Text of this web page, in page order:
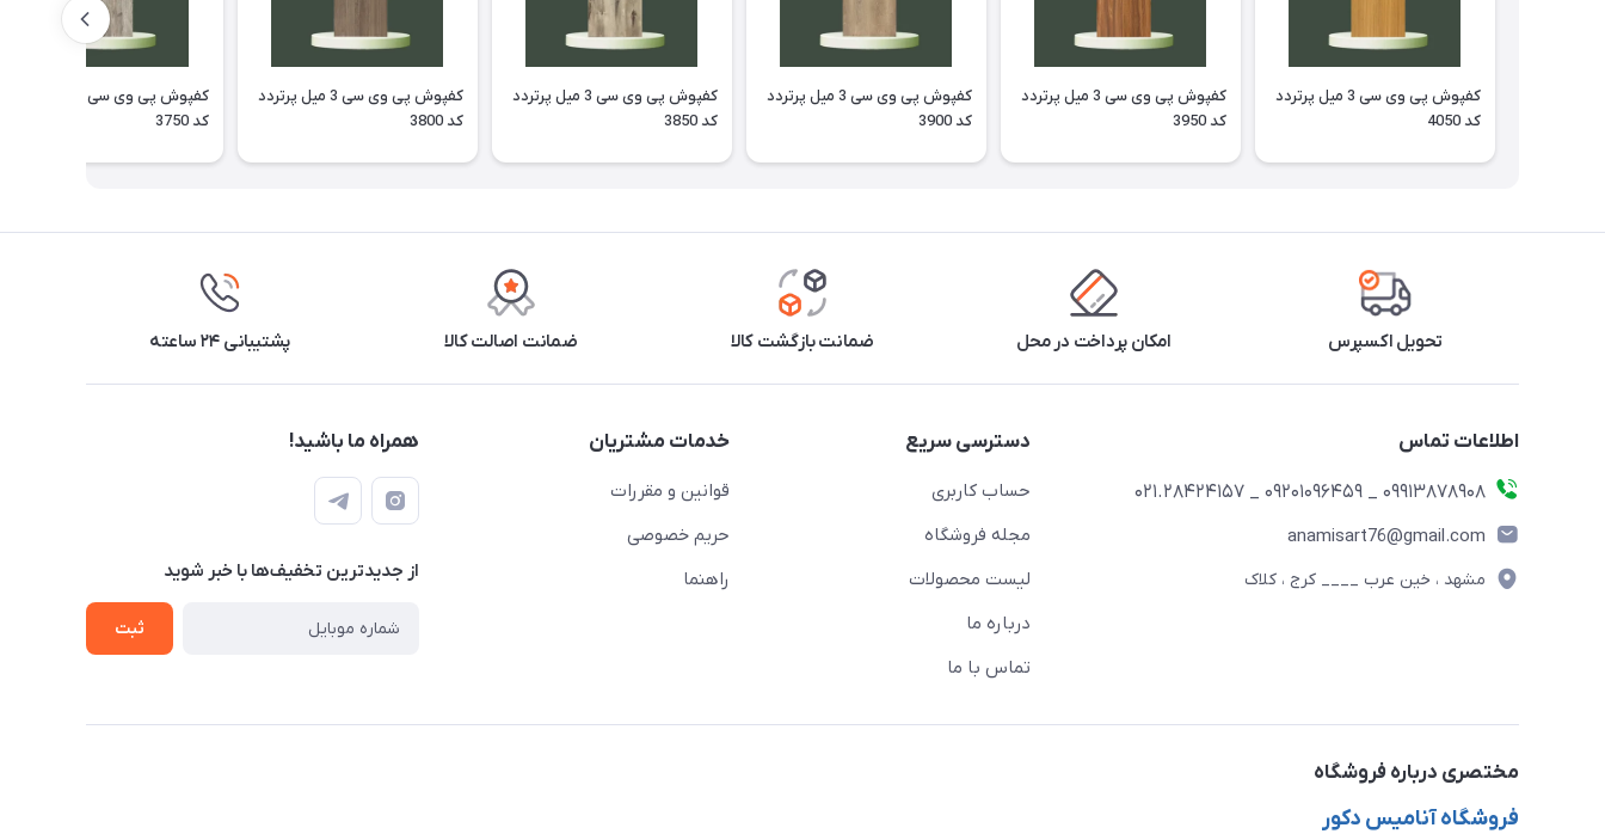
کفپوش پی وی سی 3 میل پرتردد
کد 4050
کفپوش پی وی سی 3 میل پرتردد
کد 3950
کفپوش پی وی سی 3 میل پرتردد
کد 3900
کفپوش پی وی سی 3 میل پرتردد
کد 3850
کفپوش پی وی سی 3 میل پرتردد
کد 3800
کد 3750
تحویل اکسپرس امکان پرداخت در محل ضمانت بازگشت کالا ضمانت اصالت کالا پشتیبانی ۲۴ ساعته
اطلاعات تماس
09913878908 _ 09201096459 _ 021.28424157
anamisart76@gmail.com
مشهد ، خین عرب ____ کرج ، کلاک
دسترسی سریع
حساب کاربری
مجله فروشگاه
لیست محصولات
درباره ما
تماس با ما
خدمات مشتریان
قوانین و مقررات
حریم خصوصی
راهنما
همراه ما باشید!
از جدید‌ترین تخفیف‌ها با‌ خبر شوید
ثبت
مختصری درباره فروشگاه
فروشگاه آنامیس دکور